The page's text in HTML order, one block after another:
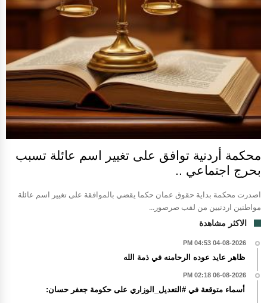
محكمة أردنية توافق على تغيير اسم عائلة تسبب
بحرج اجتماعي ..
اصدرت محكمة بداية حقوق عمان حكما يقضي بالموافقة على تغيير اسم عائلة
مواطنين اردنيين من لقب صرصور...
الاكثر مشاهدة
04-08-2026 04:53 PM
ظاهر عايد عوده الرحامنه في ذمة الله
06-08-2026 02:18 PM
أسماء متوقعة في #التعديل_الوزاري على حكومة جعفر حسان: